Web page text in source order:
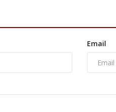
Email